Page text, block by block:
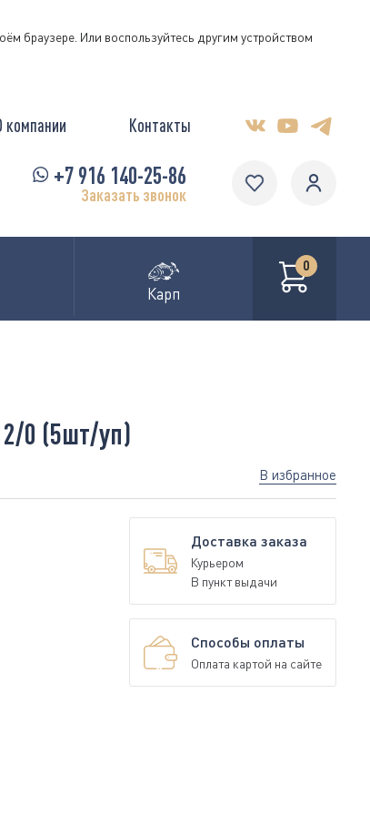
браузере. Или воспользуйтесь другим устройством
компании Контакты
+7 916 140-25-86
Заказать звонок
Карп
0
0 (5шт/уп)
В избранное
Доставка заказа
Курьером
В пункт выдачи
Способы оплаты
Оплата картой на сайте